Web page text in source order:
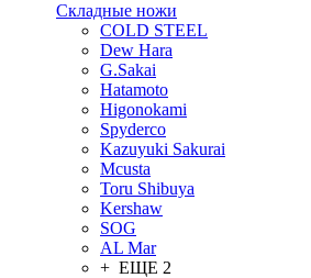
Складные ножи
COLD STEEL
Dew Hara
G.Sakai
Hatamoto
Higonokami
Spyderco
Kazuyuki Sakurai
Mcusta
Toru Shibuya
Kershaw
SOG
AL Mar
+ ЕЩЕ 2